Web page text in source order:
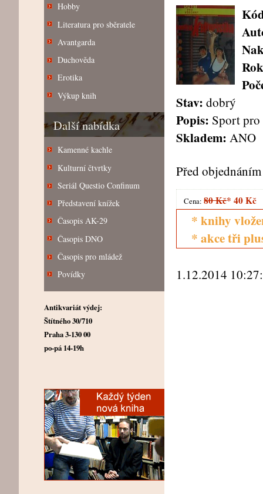
Hobby
Literatura pro sběratele
Avantgarda
Duchověda
Erotika
Výkup knih
Další nabídka
Kamenné kachle
Kulturní čtvrtky
Seriál Questio Confinum
Představení knížek
Časopis AK-29
Časopis DNO
Časopis pro mládež
Povídky
Antikvariát výdej:
Štítného 30/710
Praha 3-130 00
po-pá 14-19h
Stav: dobrý
Popis: Sport pro
Skladem: ANO
Před
Cena:80 Kč* 40 Kč
* knihy
* akce tři
1.12.2014